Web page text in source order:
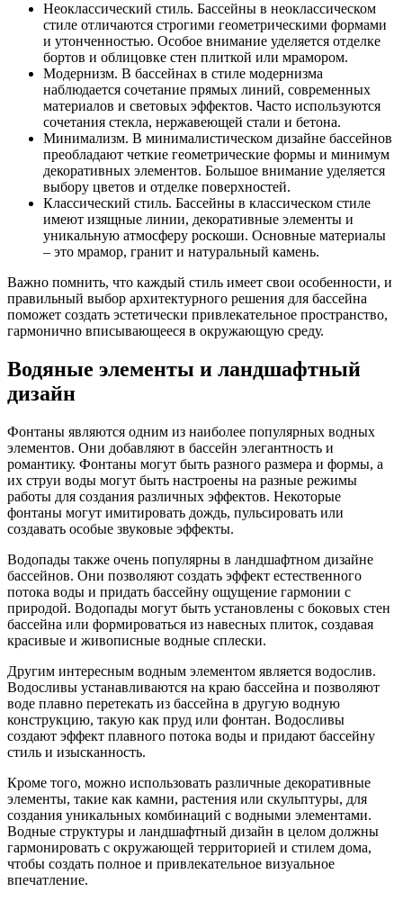
Неоклассический стиль. Бассейны в неоклассическом
стиле отличаются строгими геометрическими формами
и утонченностью. Особое внимание уделяется отделке
бортов и облицовке стен плиткой или мрамором.
Модернизм. В бассейнах в стиле модернизма
наблюдается сочетание прямых линий, современных
материалов и световых эффектов. Часто используются
сочетания стекла, нержавеющей стали и бетона.
Минимализм. В минималистическом дизайне бассейнов
преобладают четкие геометрические формы и минимум
декоративных элементов. Большое внимание уделяется
выбору цветов и отделке поверхностей.
Классический стиль. Бассейны в классическом стиле
имеют изящные линии, декоративные элементы и
уникальную атмосферу роскоши. Основные материалы
– это мрамор, гранит и натуральный камень.
Важно помнить, что каждый стиль имеет свои особенности, и
правильный выбор архитектурного решения для бассейна
поможет создать эстетически привлекательное пространство,
гармонично вписывающееся в окружающую среду.
Водяные элементы и ландшафтный
дизайн
Фонтаны являются одним из наиболее популярных водных
элементов. Они добавляют в бассейн элегантность и
романтику. Фонтаны могут быть разного размера и формы, а
их струи воды могут быть настроены на разные режимы
работы для создания различных эффектов. Некоторые
фонтаны могут имитировать дождь, пульсировать или
создавать особые звуковые эффекты.
Водопады также очень популярны в ландшафтном дизайне
бассейнов. Они позволяют создать эффект естественного
потока воды и придать бассейну ощущение гармонии с
природой. Водопады могут быть установлены с боковых стен
бассейна или формироваться из навесных плиток, создавая
красивые и живописные водные сплески.
Другим интересным водным элементом является водослив.
Водосливы устанавливаются на краю бассейна и позволяют
воде плавно перетекать из бассейна в другую водную
конструкцию, такую как пруд или фонтан. Водосливы
создают эффект плавного потока воды и придают бассейну
стиль и изысканность.
Кроме того, можно использовать различные декоративные
элементы, такие как камни, растения или скульптуры, для
создания уникальных комбинаций с водными элементами.
Водные структуры и ландшафтный дизайн в целом должны
гармонировать с окружающей территорией и стилем дома,
чтобы создать полное и привлекательное визуальное
впечатление.